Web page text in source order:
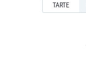
TARTE